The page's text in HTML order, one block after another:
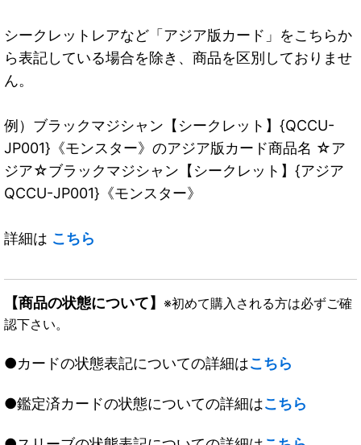
シークレットレアなど「アジア版カード」をこちらか
ら表記している場合を除き、商品を区別しておりませ
ん。
例）ブラックマジシャン【シークレット】{QCCU-
JP001}《モンスター》のアジア版カード商品名 ☆ア
ジア☆ブラックマジシャン【シークレット】{アジア
QCCU-JP001}《モンスター》
詳細は こちら
【商品の状態について】 ※初めて購入される方は必ずご確
認下さい。
●カードの状態表記についての詳細はこちら
●鑑定済カードの状態についての詳細はこちら